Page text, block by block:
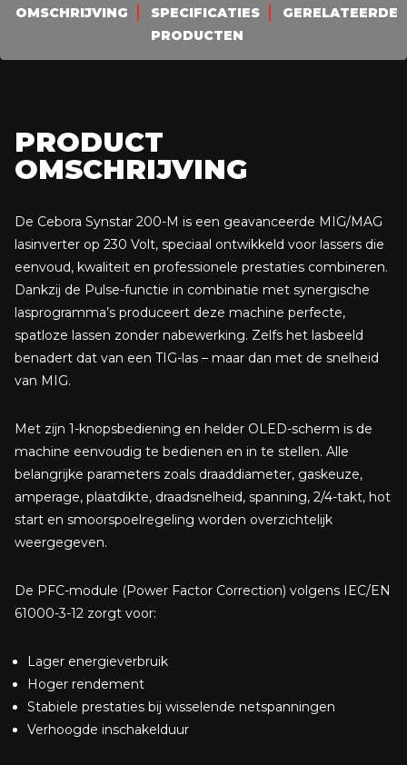
rundsplitleer
Rubberen stekker 230V – 16A, zwart
Aandrijfrol aluminium – 0.8–1.0 mm
Massakabel met aardklem
Handleiding Synstar 200-M
OMSCHRIJVING SPECIFICATIES
GERELATEERDE
PRODUCTEN
PRODUCT
OMSCHRIJVING
De Cebora Synstar 200-M is een geavanceerde MIG/MAG
lasinverter op 230 Volt, speciaal ontwikkeld voor lassers die
eenvoud, kwaliteit en professionele prestaties combineren.
Dankzij de Pulse-functie in combinatie met synergische
lasprogramma’s produceert deze machine perfecte,
spatloze lassen zonder nabewerking. Zelfs het lasbeeld
benadert dat van een TIG-las – maar dan met de snelheid
van MIG.
Met zijn 1-knopsbediening en helder OLED-scherm is de
machine eenvoudig te bedienen en in te stellen. Alle
belangrijke parameters zoals draaddiameter, gaskeuze,
amperage, plaatdikte, draadsnelheid, spanning, 2/4-takt, hot
start en smoorspoelregeling worden overzichtelijk
weergegeven.
De PFC-module (Power Factor Correction) volgens IEC/EN
61000-3-12 zorgt voor:
Lager energieverbruik
Hoger rendement
Stabiele prestaties bij wisselende netspanningen
Verhoogde inschakelduur